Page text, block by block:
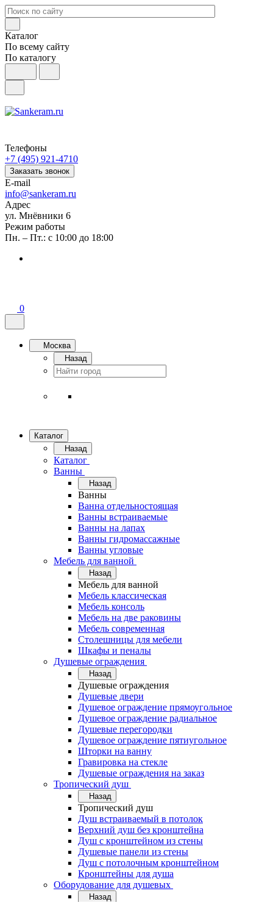
Каталог
По всему сайту
По каталогу
Телефоны
+7 (495) 921-4710
Заказать звонок
E-mail
info@sankeram.ru
Адрес
ул. Мнёвники 6
Режим работы
Пн. – Пт.: с 10:00 до 18:00
0
Москва
Назад
Каталог
Назад
Каталог
Ванны
Назад
Ванны
Ванна отдельностоящая
Ванны встраиваемые
Ванны на лапах
Ванны гидромассажные
Ванны угловые
Мебель для ванной
Назад
Мебель для ванной
Мебель классическая
Мебель консоль
Мебель на две раковины
Мебель современная
Столешницы для мебели
Шкафы и пеналы
Душевые ограждения
Назад
Душевые ограждения
Душевые двери
Душевое ограждение прямоугольное
Душевое ограждение радиальное
Душевые перегородки
Душевое ограждение пятиугольное
Шторки на ванну
Гравировка на стекле
Душевые ограждения на заказ
Тропический душ
Назад
Тропический душ
Душ встраиваемый в потолок
Верхний душ без кронштейна
Душ с кронштейном из стены
Душевые панели из стены
Душ с потолочным кронштейном
Кронштейны для душа
Оборудование для душевых
Назад